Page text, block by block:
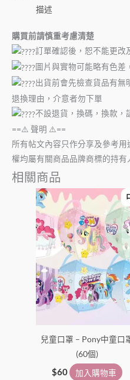
描述
購買前請慎重考慮清楚
訂單確認後，恕不能更改
圖片與實物可能略有色差
出貨前會先檢查貨品有無
退換理由，介意者勿下單
不設退貨，換碼，換款，
==⚠️ 聲明 ⚠️==
所有帖文內容只作分享及參考
權均屬有關商品品牌商標的持有
相關商品
兒童口罩 – Pony中童口
(60個)
$60 加入購物車